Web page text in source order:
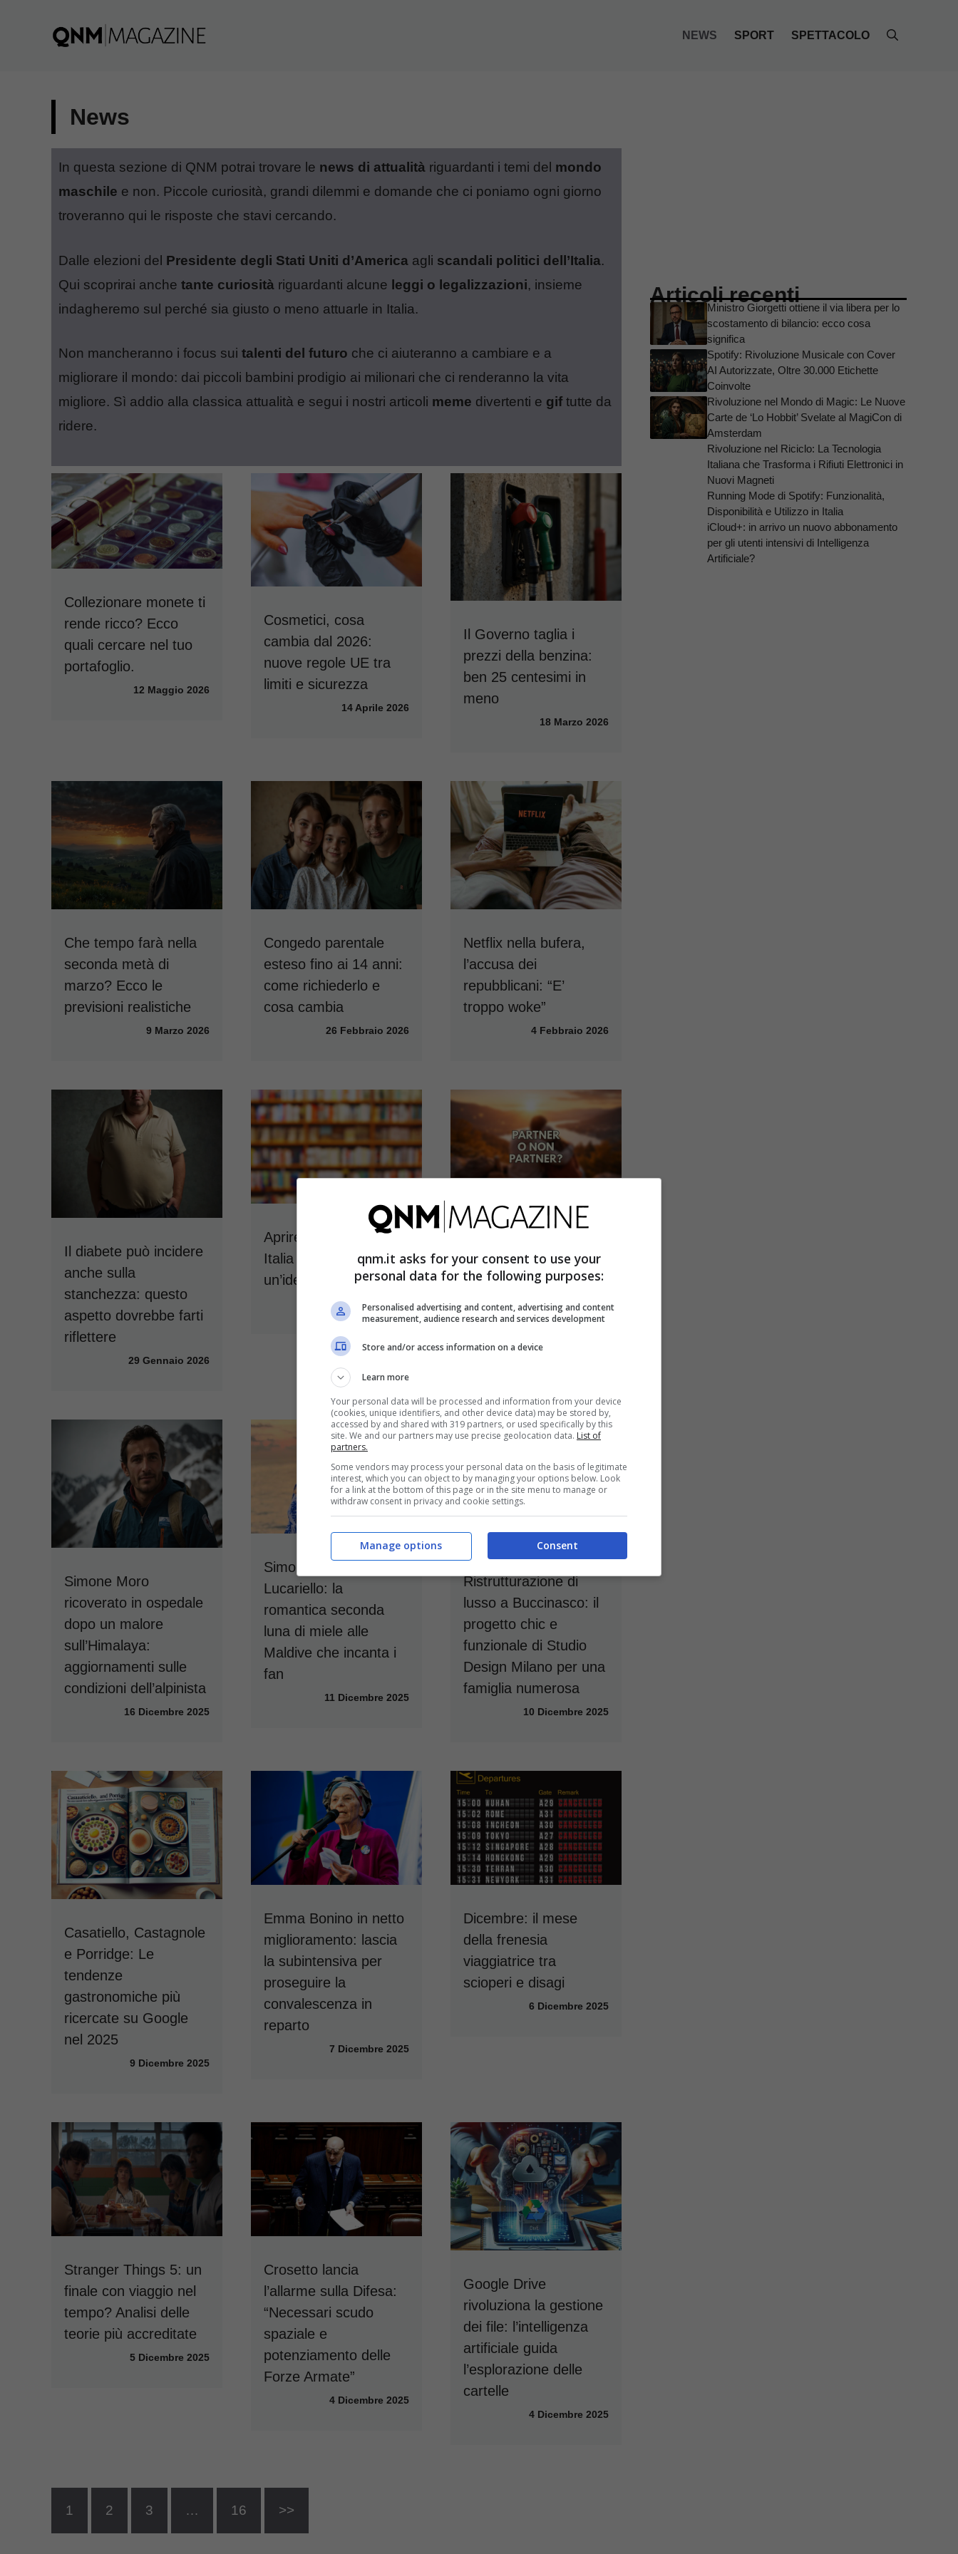
NEWS SPORT SPETTACOLO
News
In questa sezione di QNM potrai trovare le news di attualità riguardanti i temi del mondo
maschile e non. Piccole curiosità, grandi dilemmi e domande che ci poniamo ogni giorno
troveranno qui le risposte che stavi cercando.
Dalle elezioni del Presidente degli Stati Uniti d’America agli scandali politici dell’Italia.
Qui scoprirai anche tante curiosità riguardanti alcune leggi o legalizzazioni, insieme
indagheremo sul perché sia giusto o meno attuarle in Italia.
Non mancheranno i focus sui talenti del futuro che ci aiuteranno a cambiare e a
migliorare il mondo: dai piccoli bambini prodigio ai milionari che ci renderanno la vita
migliore. Sì addio alla classica attualità e segui i nostri articoli meme divertenti e gif tutte da
ridere.
Collezionare monete ti
rende ricco? Ecco
quali cercare nel tuo
portafoglio.
12 Maggio 2026
Cosmetici, cosa
cambia dal 2026:
nuove regole UE tra
limiti e sicurezza
14 Aprile 2026
Il Governo taglia i
prezzi della benzina:
ben 25 centesimi in
meno
18 Marzo 2026
Che tempo farà nella
seconda metà di
marzo? Ecco le
previsioni realistiche
9 Marzo 2026
Congedo parentale
esteso fino ai 14 anni:
come richiederlo e
cosa cambia
26 Febbraio 2026
Netflix nella bufera,
l’accusa dei
repubblicani: “E’
troppo woke”
4 Febbraio 2026
Il diabete può incidere
anche sulla
stanchezza: questo
aspetto dovrebbe farti
riflettere
29 Gennaio 2026
Aprire una libreria in
Italia è una sfida: ecco
un’idea innovativa
26 Gennaio 2026
usare il termine in una
relazione nel 2026?
12 Gennaio 2026
Simone Moro
ricoverato in ospedale
dopo un malore
sull’Himalaya:
aggiornamenti sulle
condizioni dell’alpinista
16 Dicembre 2025
Simone Inzaghi e Gaia
Lucariello: la
romantica seconda
luna di miele alle
Maldive che incanta i
fan
11 Dicembre 2025
Ristrutturazione di
lusso a Buccinasco: il
progetto chic e
funzionale di Studio
Design Milano per una
famiglia numerosa
10 Dicembre 2025
Casatiello, Castagnole
e Porridge: Le
tendenze
gastronomiche più
ricercate su Google
nel 2025
9 Dicembre 2025
Emma Bonino in netto
miglioramento: lascia
la subintensiva per
proseguire la
convalescenza in
reparto
7 Dicembre 2025
Dicembre: il mese
della frenesia
viaggiatrice tra
scioperi e disagi
6 Dicembre 2025
Stranger Things 5: un
finale con viaggio nel
tempo? Analisi delle
teorie più accreditate
5 Dicembre 2025
Crosetto lancia
l’allarme sulla Difesa:
“Necessari scudo
spaziale e
potenziamento delle
Forze Armate”
4 Dicembre 2025
Google Drive
rivoluziona la gestione
dei file: l’intelligenza
artificiale guida
l’esplorazione delle
cartelle
4 Dicembre 2025
1 2 3 … 16 >>
Articoli recenti
Ministro Giorgetti ottiene il via libera per lo
scostamento di bilancio: ecco cosa
significa
Spotify: Rivoluzione Musicale con Cover
AI Autorizzate, Oltre 30.000 Etichette
Coinvolte
Rivoluzione nel Mondo di Magic: Le Nuove
Carte de ‘Lo Hobbit’ Svelate al MagiCon di
Amsterdam
Rivoluzione nel Riciclo: La Tecnologia
Italiana che Trasforma i Rifiuti Elettronici in
Nuovi Magneti
Running Mode di Spotify: Funzionalità,
Disponibilità e Utilizzo in Italia
iCloud+: in arrivo un nuovo abbonamento
per gli utenti intensivi di Intelligenza
Artificiale?
qnm.it asks for your consent to use your
personal data for the following purposes:
Personalised advertising and content, advertising and content
measurement, audience research and services development
Store and/or access information on a device
Learn more
Your personal data will be processed and information from your device
(cookies, unique identifiers, and other device data) may be stored by,
accessed by and shared with 319 partners, or used specifically by this
site. We and our partners may use precise geolocation data. List of
partners.
Some vendors may process your personal data on the basis of legitimate
interest, which you can object to by managing your options below. Look
for a link at the bottom of this page or in the site menu to manage or
withdraw consent in privacy and cookie settings.
Consent
Manage options